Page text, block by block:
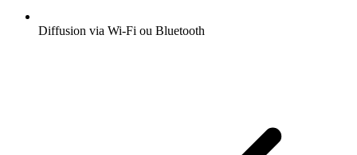
Diffusion via Wi-Fi ou Bluetooth